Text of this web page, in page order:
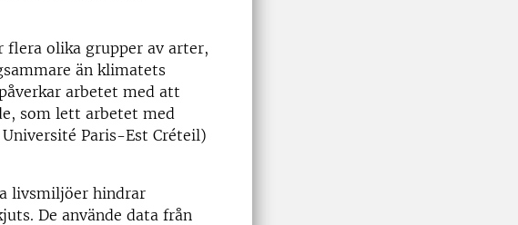
flera olika grupper av arter,
än klimatets
arbetet med att
som lett arbetet med
Paris-Est Créteil)
livsmiljöer hindrar
De använde data från